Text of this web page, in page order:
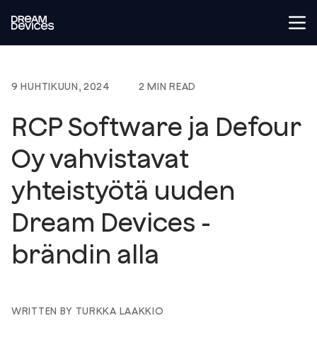
Dream Devices
9 HUHTIKUUN, 2024 2 MIN READ
RCP Software ja Defour
Oy vahvistavat
yhteistyötä uuden
Dream Devices -
brändin alla
WRITTEN BY TURKKA LAAKKIO